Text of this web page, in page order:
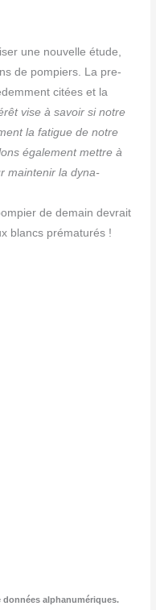
une nou­velle étude,
de pom­piers. La pre­
citées et la
vise à savoir si notre
la fatigue de notre
éga­le­ment mettre à
main­te­nir la dyna­
de demain devrait
blancs prématurés !
don­nées alpha­nu­mé­riques.